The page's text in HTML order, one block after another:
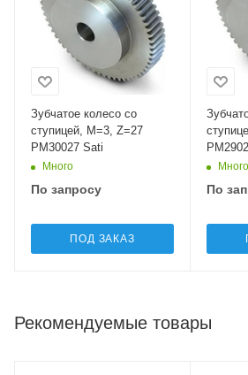
Зубчатое колесо со
ступицей, M=3, Z=27
PM30027 Sati
Много
По запросу
ПОД ЗАКАЗ
Много
По
Рекомендуемые товары